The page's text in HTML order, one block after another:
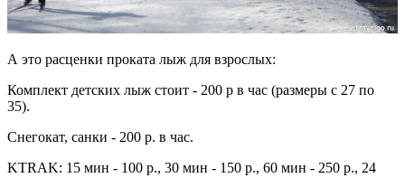
А это расценки проката лыж для взрослых:
Комплект детских лыж стоит - 200 р в час (размеры с 27 по
35).
Снегокат, санки - 200 р. в час.
KTRAK: 15 мин - 100 р., 30 мин - 150 р., 60 мин - 250 р., 24